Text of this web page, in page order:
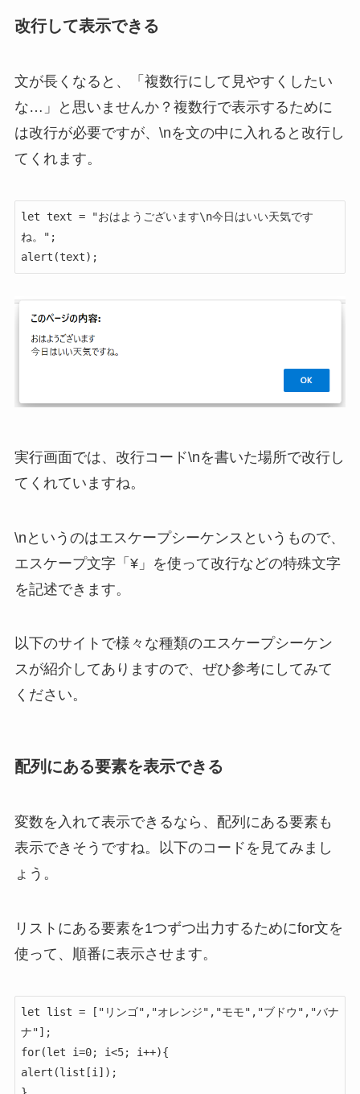
改行して表示できる
文が長くなると、「複数行にして見やすくしたい
な…」と思いませんか？複数行で表示するために
は改行が必要ですが、\nを文の中に入れると改行し
てくれます。
let text = "おはようございます\n今日はいい天気です
ね。";
alert(text);
実行画面では、改行コード\nを書いた場所で改行し
てくれていますね。
\nというのはエスケープシーケンスというもので、
エスケープ文字「¥」を使って改行などの特殊文字
を記述できます。
以下のサイトで様々な種類のエスケープシーケン
スが紹介してありますので、ぜひ参考にしてみて
ください。
配列にある要素を表示できる
変数を入れて表示できるなら、配列にある要素も
表示できそうですね。以下のコードを見てみまし
ょう。
リストにある要素を1つずつ出力するためにfor文を
使って、順番に表示させます。
let list = ["リンゴ","オレンジ","モモ","ブドウ","バナ
ナ"];
for(let i=0; i<5; i++){
alert(list[i]);